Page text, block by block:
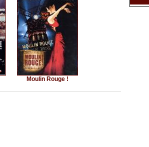
Moulin Rouge !